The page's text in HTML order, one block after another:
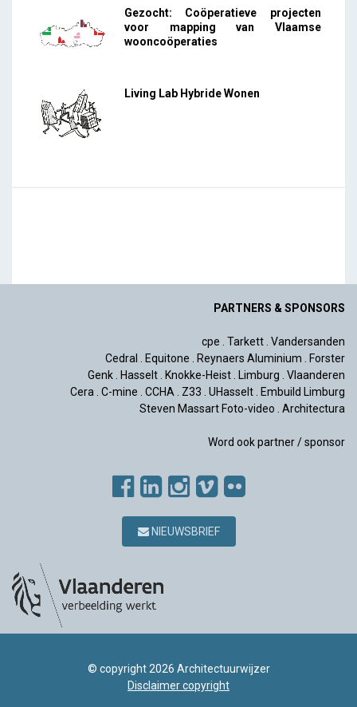
Gezocht: Coöperatieve projecten
voor mapping van Vlaamse
wooncoöperaties
Living Lab Hybride Wonen
PARTNERS & SPONSORS
cpe Tarkett Vandersanden
Cedral
Equitone Reynaers Aluminium
Forster
Genk Hasselt Knokke-Heist Limburg
Vlaanderen
Cera
C-mine CCHA Z33 UHasselt Embuild Limburg
Steven Massart Foto-video
Architectura
Word ook partner / sponsor
NIEUWSBRIEF
© copyright 2026 Architectuurwijzer
Disclaimer copyright